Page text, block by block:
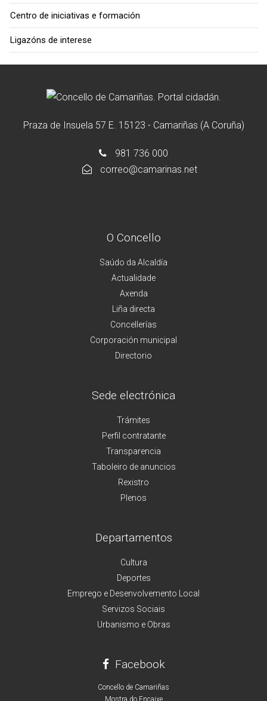
Centro de iniciativas e formación
Ligazóns de interese
Praza de Insuela 57 E. 15123 - Camariñas (A Coruña)
981 736 000
correo@camarinas.net
O Concello
Saúdo da Alcaldía
Actualidade
Axenda
Liña directa
Concellerías
Corporación municipal
Directorio
Sede electrónica
Trámites
Perfil contratante
Transparencia
Taboleiro de anuncios
Rexistro
Plenos
Departamentos
Cultura
Deportes
Emprego e Desenvolvemento Local
Servizos Sociais
Urbanismo e Obras
Facebook
Concello de Camariñas